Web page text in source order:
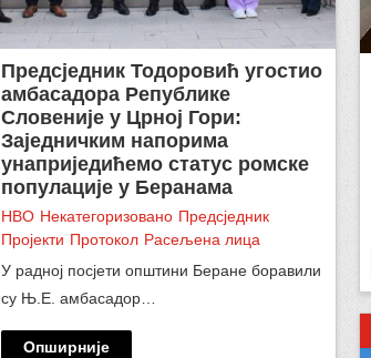
Предсједник Тодоровић угостио
амбасадора Републике
Словеније у Црној Гори:
Заједничким напорима
унаприједићемо статус ромске
популације у Беранама
НВО Некатегоризовано Предсједник
Пројекти Протокол Расељена лица
У радној посјети општини Беране боравили
су Њ.Е. амбасадор…
Опширније